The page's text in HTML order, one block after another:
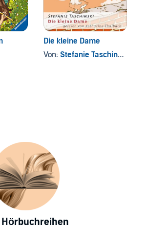
Die kleine Dame
Von:Stefanie Taschinski